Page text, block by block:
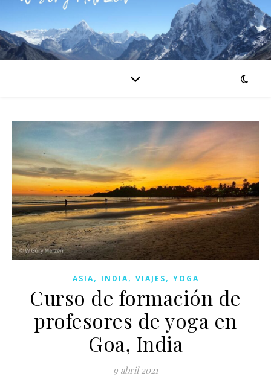
ASIA, INDIA, VIAJES, YOGA
Curso de formación de
profesores de yoga en
Goa, India
9 abril 2021